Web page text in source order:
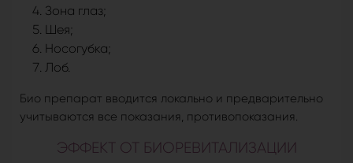
Зона глаз;
Шея;
Носогубка;
Лоб.
Био препарат вводится локально и предварительно
учитываются все показания, противопоказания.
ЭФФЕКТ ОТ БИОРЕВИТАЛИЗАЦИИ